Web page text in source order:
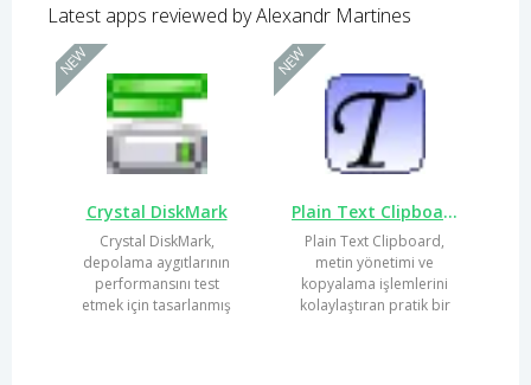
Latest apps reviewed by Alexandr Martines
Crystal DiskMark
Crystal DiskMark,
depolama aygıtlarının
performansını test
etmek için tasarlanmış
NEW
Plain Text Clipboard
Plain Text Clipboard,
metin yönetimi ve
kopyalama işlemlerini
kolaylaştıran pratik bir
NEW